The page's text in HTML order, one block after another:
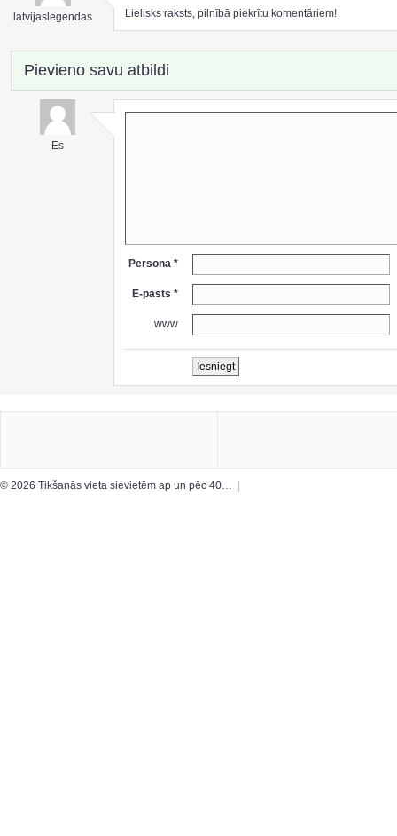
latvijaslegendas Lielisks raksts, pilnībā piekrītu komentāriem!
Pievieno savu atbildi
Es
Persona *
E-pasts *
www
© 2026 Tikšanās vieta sievietēm ap un pēc 40… |